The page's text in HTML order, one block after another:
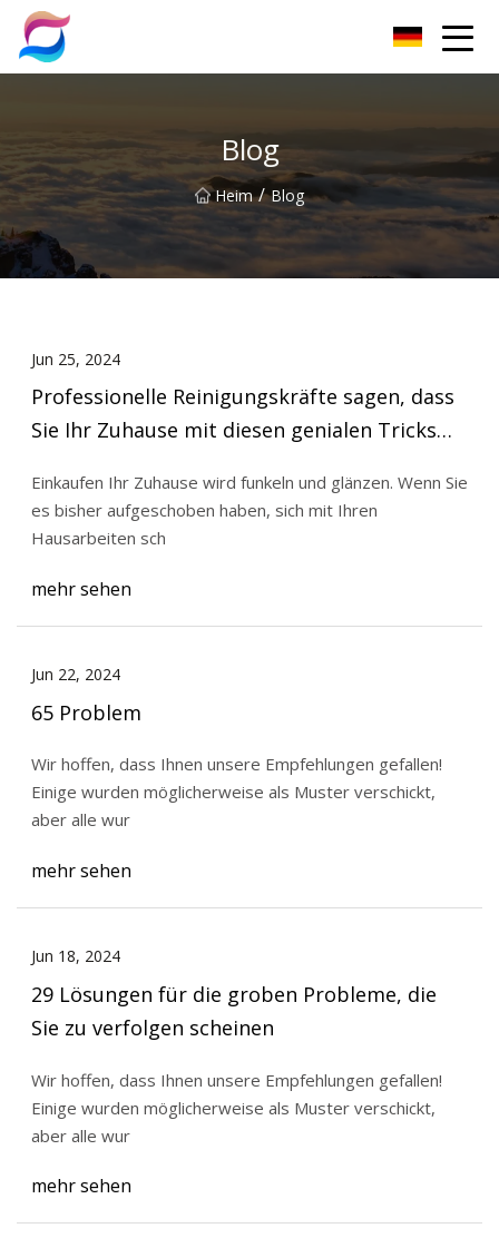
Blog
Heim / Blog
Jun 25, 2024
Professionelle Reinigungskräfte sagen, dass
Sie Ihr Zuhause mit diesen genialen Tricks
Einkaufen Ihr Zuhause wird funkeln und glänzen. Wenn Sie
es bisher aufgeschoben haben, sich mit Ihren
Hausarbeiten sch
mehr sehen
Jun 22, 2024
65 Problem
Wir hoffen, dass Ihnen unsere Empfehlungen gefallen!
Einige wurden möglicherweise als Muster verschickt,
aber alle wur
mehr sehen
Jun 18, 2024
29 Lösungen für die groben Probleme, die
Sie zu verfolgen scheinen
Wir hoffen, dass Ihnen unsere Empfehlungen gefallen!
Einige wurden möglicherweise als Muster verschickt,
aber alle wur
mehr sehen